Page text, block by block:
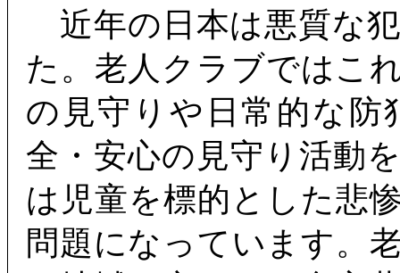
近年の日本は悪質な
た。老人クラブではこ
の見守りや日常的な防
全・安心の見守り活動
は児童を標的とした悲
問題になっています。